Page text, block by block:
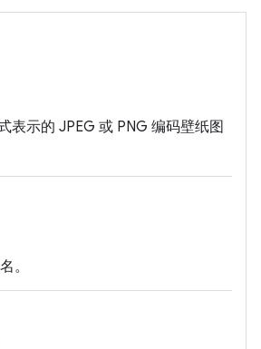
表示的 JPEG 或 PNG 编码壁纸图
。